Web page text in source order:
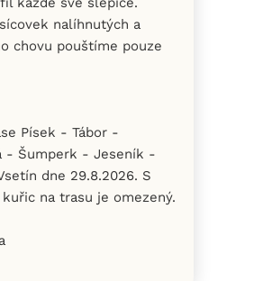
nalíhnutých a
chovu pouštíme pouze
Písek - Tábor -
- Šumperk - Jeseník -
dne 29.8.2026. S
na trasu je omezený.